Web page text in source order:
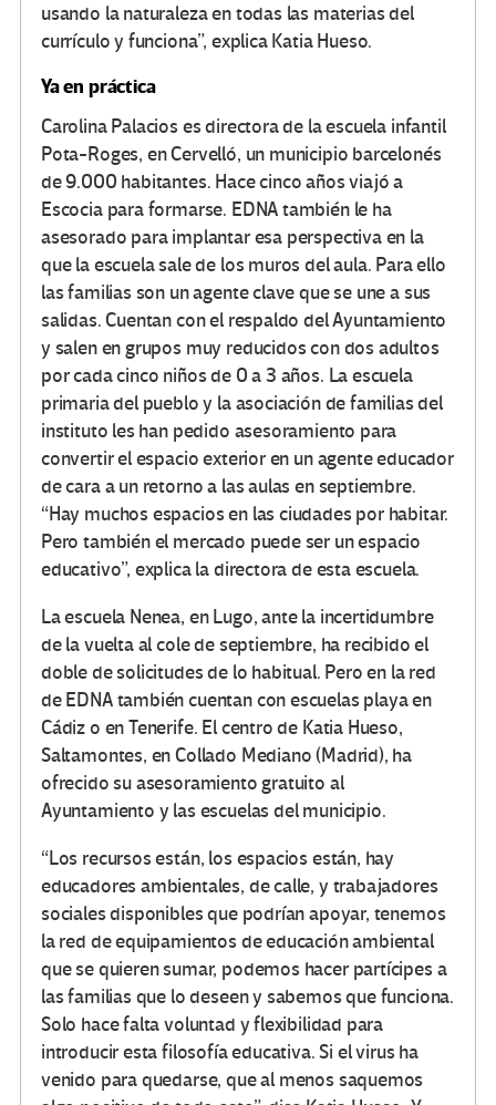
usando la naturaleza en todas las materias del
currículo y funciona”, explica Katia Hueso.
Ya en práctica
Carolina Palacios es directora de la escuela infantil
Pota-Roges, en Cervelló, un municipio barcelonés
de 9.000 habitantes. Hace cinco años viajó a
Escocia para formarse. EDNA también le ha
asesorado para implantar esa perspectiva en la
que la escuela sale de los muros del aula. Para ello
las familias son un agente clave que se une a sus
salidas. Cuentan con el respaldo del Ayuntamiento
y salen en grupos muy reducidos con dos adultos
por cada cinco niños de 0 a 3 años. La escuela
primaria del pueblo y la asociación de familias del
instituto les han pedido asesoramiento para
convertir el espacio exterior en un agente educador
de cara a un retorno a las aulas en septiembre.
“Hay muchos espacios en las ciudades por habitar.
Pero también el mercado puede ser un espacio
educativo”, explica la directora de esta escuela.
La escuela Nenea, en Lugo, ante la incertidumbre
de la vuelta al cole de septiembre, ha recibido el
doble de solicitudes de lo habitual. Pero en la red
de EDNA también cuentan con escuelas playa en
Cádiz o en Tenerife. El centro de Katia Hueso,
Saltamontes, en Collado Mediano (Madrid), ha
ofrecido su asesoramiento gratuito al
Ayuntamiento y las escuelas del municipio.
“Los recursos están, los espacios están, hay
educadores ambientales, de calle, y trabajadores
sociales disponibles que podrían apoyar, tenemos
la red de equipamientos de educación ambiental
que se quieren sumar, podemos hacer partícipes a
las familias que lo deseen y sabemos que funciona.
Solo hace falta voluntad y flexibilidad para
introducir esta filosofía educativa. Si el virus ha
venido para quedarse, que al menos saquemos